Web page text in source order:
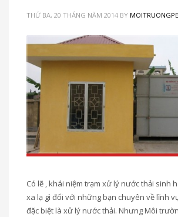
THỨ BA, 20 THÁNG NĂM 2014 BY
Có lẽ , khái niệm trạm xử lý nước thải sinh
xa lạ gì đối với những bạn chuyên về lĩnh
đặc biệt là xử lý nước thải. Nhưng Môi